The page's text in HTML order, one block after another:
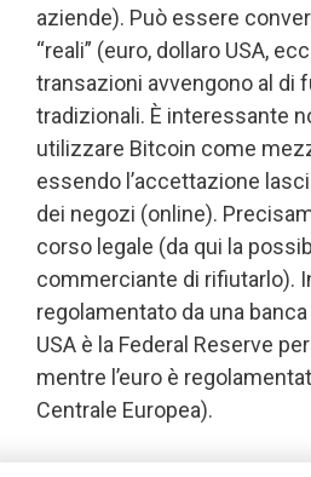
aziende). Può essere
“reali” (euro, dollaro USA,
transazioni avvengono al di
tradizionali. È interessante
utilizzare Bitcoin come
essendo l’accettazione
dei negozi (online).
corso legale (da qui la
commerciante di rifiutarlo).
regolamentato da una
USA è la Federal Reserve
mentre l’euro è
Centrale Europea).